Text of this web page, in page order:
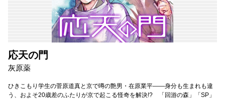
応天の門
灰原薬
ひきこもり学生の菅原道真と京で噂の艶男・在原業平――身分も生まれも違
う、およそ20歳差のふたりが京で起こる怪奇を解決!? 「回游の森」「SP」